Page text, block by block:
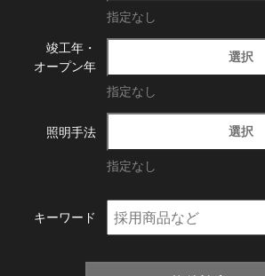
指定なし
竣工年・
オープン年
選択
指定なし
照明手法 選択
指定なし
キーワード